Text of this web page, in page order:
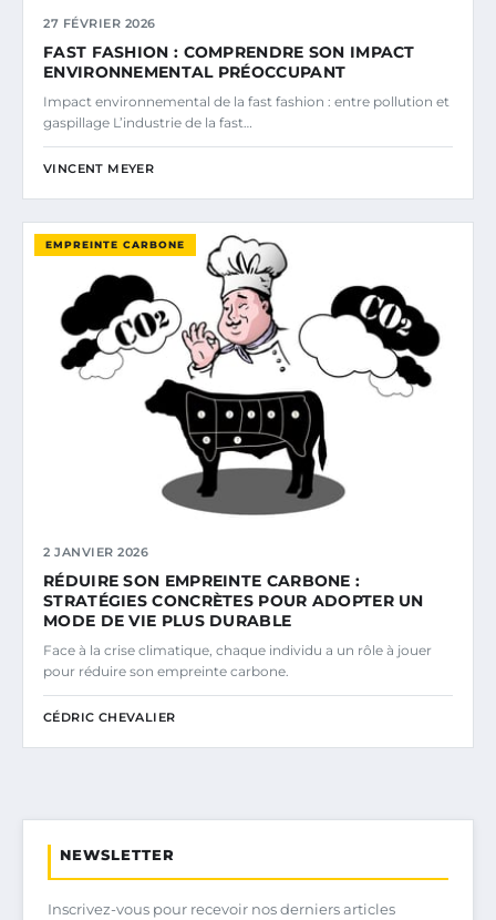
27 FÉVRIER 2026
FAST FASHION : COMPRENDRE SON IMPACT
ENVIRONNEMENTAL PRÉOCCUPANT
Impact environnemental de la fast fashion : entre pollution et
gaspillage L’industrie de la fast…
VINCENT MEYER
EMPREINTE CARBONE
2 JANVIER 2026
RÉDUIRE SON EMPREINTE CARBONE :
STRATÉGIES CONCRÈTES POUR ADOPTER UN
MODE DE VIE PLUS DURABLE
Face à la crise climatique, chaque individu a un rôle à jouer
pour réduire son empreinte carbone.
CÉDRIC CHEVALIER
NEWSLETTER
Inscrivez-vous pour recevoir nos derniers articles